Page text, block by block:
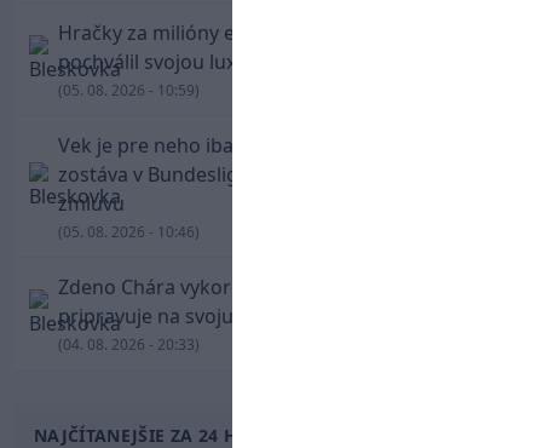
Hračky za milióny eur! Cristiano Ronaldo sa
pochválil svojou luxusnou zbierkou áut
(05. 08. 2026 - 10:59)
Vek je pre neho iba číslo! Štyridsaťročný Džeko
zostáva v Bundeslige, so Schalke predĺžil
zmluvu
(05. 08. 2026 - 10:46)
Zdeno Chára vykorčuľoval na ľad! V Trenčíne sa
pripravuje na svoju blížiacu sa rozlúčku
(04. 08. 2026 - 20:33)
NAJČÍTANEJŠIE ZA 24 HODÍN